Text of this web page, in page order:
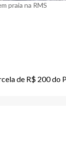
praia na RMS
de R$ 200 do